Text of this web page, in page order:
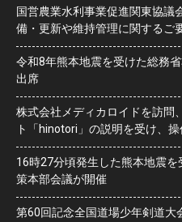
国営農業水利事業促進関東協議
備・更新や維持管理に関するご
令和8年熊本地震を受けた総務
出席
株式会社メディカロイドを訪問
ト「hinotori」の説明を受け、
16時27分頃発生した熊本地震
策本部会議が開催
第60回記念全国道場少年剣道大